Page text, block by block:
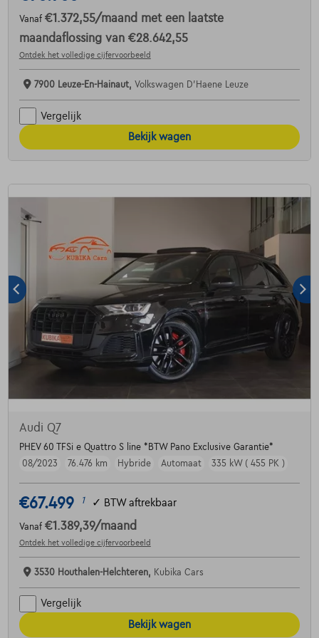
Vanaf €1.372,55/maand met een laatste
maandaflossing van €28.642,55
Ontdek het volledige cijfervoorbeeld
7900 Leuze-En-Hainaut, Volkswagen D'Haene Leuze
Vergelijk
Bekijk wagen
Audi Q7
PHEV 60 TFSi e Quattro S line *BTW Pano Exclusive Garantie*
08/2023
76.476 km Hybride Automaat 335 kW ( 455 PK )
€67.499 1 ✓ BTW aftrekbaar
Vanaf €1.389,39/maand
Ontdek het volledige cijfervoorbeeld
3530 Houthalen-Helchteren, Kubika Cars
Vergelijk
Bekijk wagen